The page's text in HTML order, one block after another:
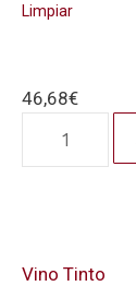
Limpiar
46,68€
Vino Tinto